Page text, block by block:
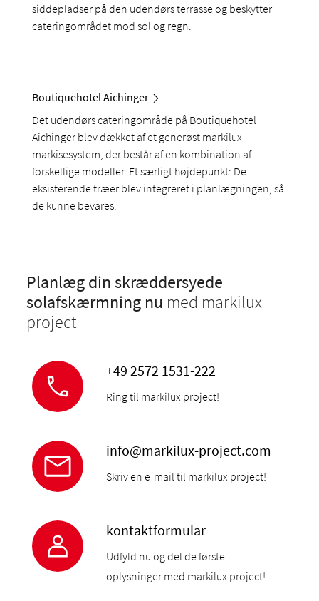
siddepladser på den udendørs terrasse og beskytter
cateringområdet mod sol og regn.
Boutiquehotel Aichinger
Det udendørs cateringområde på Boutiquehotel
Aichinger blev dækket af et generøst markilux
markisesystem, der består af en kombination af
forskellige modeller. Et særligt højdepunkt: De
eksisterende træer blev integreret i planlægningen, så
de kunne bevares.
Planlæg din skræddersyede
solafskærmning nu med markilux
project
+49 2572 1531-222
Ring til markilux project!
info@markilux-project.com
Skriv en e-mail til markilux project!
kontaktformular
Udfyld nu og del de første
oplysninger med markilux project!